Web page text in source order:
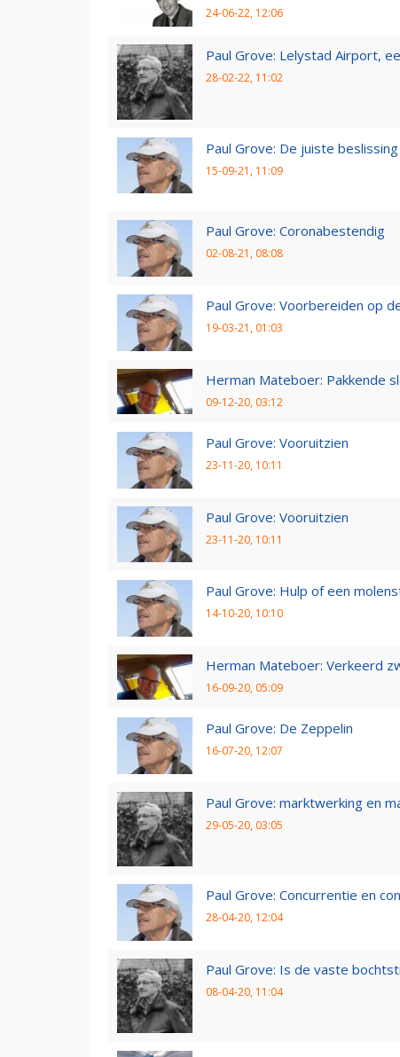
24-06-22, 12:06
Paul Grove: Lelystad Airport,
28-02-22, 11:02
Paul Grove: De juiste beslissing
15-09-21, 11:09
Paul Grove: Coronabestendig
02-08-21, 08:08
Paul Grove: Voorbereiden op
19-03-21, 01:03
Herman Mateboer: Pakkende
09-12-20, 03:12
Paul Grove: Vooruitzien
23-11-20, 10:11
Paul Grove: Vooruitzien
23-11-20, 10:11
Paul Grove: Hulp of een
14-10-20, 10:10
Herman Mateboer: Verkeerd
16-09-20, 05:09
Paul Grove: De Zeppelin
16-07-20, 12:07
Paul Grove: marktwerking en
29-05-20, 03:05
Paul Grove: Concurrentie en
28-04-20, 12:04
Paul Grove: Is de vaste
08-04-20, 11:04